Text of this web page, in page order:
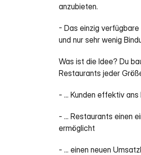
anzubieten.
- Das einzig
und nur sehr wenig
Was ist die Idee? Du
Restaurants jeder
- ... Kunden effektiv
- ... Restaurants einen
ermöglicht
- ... einen neuen